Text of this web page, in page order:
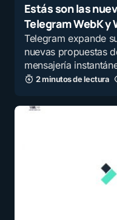
Estás son las
Telegram WebK y
Telegram expande
nuevas propuestas
mensajería
2 minutos de lectura